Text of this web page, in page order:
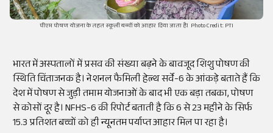
पीएम पोषण योजना के तहत स्कूली बच्चों को आहार दिया जाता है। Photo Credit: PTI
भारत में अस्पतालों में प्रसव की संख्या बढ़ने के बावजूद शिशु पोषण की
स्थिति चिंताजनक है। नेशनल फैमिली हेल्थ सर्वे-6 के आंकड़े बताते हैं कि
देश में पोषण से जुड़ी तमाम योजनाओं के बाद भी एक बड़ा तबका, पोषण
से कोसों दूर है। NFHS-6 की रिपोर्ट बताती है कि 6 से 23 महीने के सिर्फ
15.3 प्रतिशत बच्चों को ही न्यूनतम पर्याप्त आहार मिल पा रहा है।